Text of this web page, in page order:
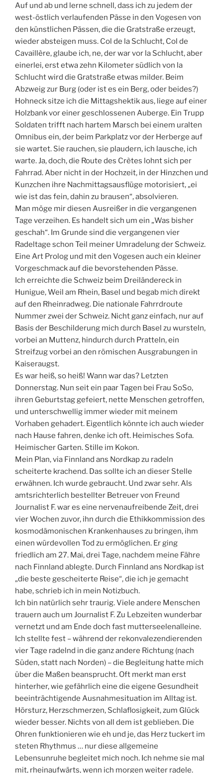
Auf und ab und lerne schnell, dass ich zu jedem der
west-östlich verlaufenden Pässe in den Vogesen von
den künstlichen Pässen, die die Gratstraße erzeugt,
wieder absteigen muss. Col de la Schlucht, Col de
Cavaillère, glaube ich, ne, der war vor la Schlucht, aber
einerlei, erst etwa zehn Kilometer südlich von la
Schlucht wird die Gratstraße etwas milder. Beim
Abzweig zur Burg (oder ist es ein Berg, oder beides?)
Hohneck sitze ich die Mittagshektik aus, liege auf einer
Holzbank vor einer geschlossenen Auberge. Ein Trupp
Soldaten trifft nach hartem Marsch bei einem uralten
Omnibus ein, der beim Parkplatz vor der Herberge auf
sie wartet. Sie rauchen, sie plaudern, ich lausche, ich
warte. Ja, doch, die Route des Crètes lohnt sich per
Fahrrad. Aber nicht in der Hochzeit, in der Hinzchen und
Kunzchen ihre Nachmittagsausflüge motorisiert, „ei
wie ist das fein, dahin zu brausen“, absolvieren.
Man möge mir diesen Ausreißer in die vergangenen
Tage verzeihen. Es handelt sich um ein „Was bisher
geschah“. Im Grunde sind die vergangenen vier
Radeltage schon Teil meiner Umradelung der Schweiz.
Eine Art Prolog und mit den Vogesen auch ein kleiner
Vorgeschmack auf die bevorstehenden Pässe.
Ich erreichte die Schweiz beim Dreiländereck in
Hunigue, Weil am Rhein, Basel und begab mich direkt
auf den Rheinradweg. Die nationale Fahrrdroute
Nummer zwei der Schweiz. Nicht ganz einfach, nur auf
Basis der Beschilderung mich durch Basel zu wursteln,
vorbei an Muttenz, hindurch durch Pratteln, ein
Streifzug vorbei an den römischen Ausgrabungen in
Kaiseraugst.
Es war heiß, so heiß! Wann war das? Letzten
Donnerstag. Nun seit ein paar Tagen bei Frau SoSo,
ihren Geburtstag gefeiert, nette Menschen getroffen,
und unterschwellig immer wieder mit meinem
Vorhaben gehadert. Eigentlich könnte ich auch wieder
nach Hause fahren, denke ich oft. Heimisches Sofa.
Heimischer Garten. Stille im Kokon.
Mein Plan, via Finnland ans Nordkap zu radeln
scheiterte krachend. Das sollte ich an dieser Stelle
erwähnen. Ich wurde gebraucht. Und zwar sehr. Als
amtsrichterlich bestellter Betreuer von Freund
Journalist F. war es eine nervenaufreibende Zeit, drei
vier Wochen zuvor, ihn durch die Ethikkommission des
kosmodämonischen Krankenhauses zu bringen, ihm
einen würdevollen Tod zu ermöglichen. Er ging
friedlich am 27. Mai, drei Tage, nachdem meine Fähre
nach Finnland ablegte. Durch Finnland ans Nordkap ist
„die beste gescheiterte Reise“, die ich je gemacht
habe, schrieb ich in mein Notizbuch.
Ich bin natürlich sehr traurig. Viele andere Menschen
trauern auch um Journalist F. Zu Lebzeiten wunderbar
vernetzt und am Ende doch fast mutterseelenalleine.
Ich stellte fest – während der rekonvalezendierenden
vier Tage radelnd in die ganz andere Richtung (nach
Süden, statt nach Norden) – die Begleitung hatte mich
über die Maßen beansprucht. Oft merkt man erst
hinterher, wie gefährlich eine die eigene Gesundheit
beeinträchtigende Ausnahmesituation im Alltag ist.
Hörsturz, Herzschmerzen, Schlaflosigkeit, zum Glück
wieder besser. Nichts von all dem ist geblieben. Die
Ohren funktionieren wie eh und je, das Herz tuckert im
steten Rhythmus … nur diese allgemeine
Lebensunruhe begleitet mich noch. Ich nehme sie mal
mit, rheinaufwärts, wenn ich morgen weiter radele.